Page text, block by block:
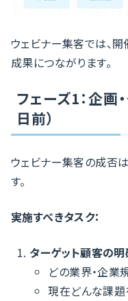
ウェビナー集客では、
成果につながります。
フェーズ1：企画
日前）
ウェビナー集客の成否
す。
実施すべきタスク：
ターゲット顧客の
どの業界・企業
現在どんな課題